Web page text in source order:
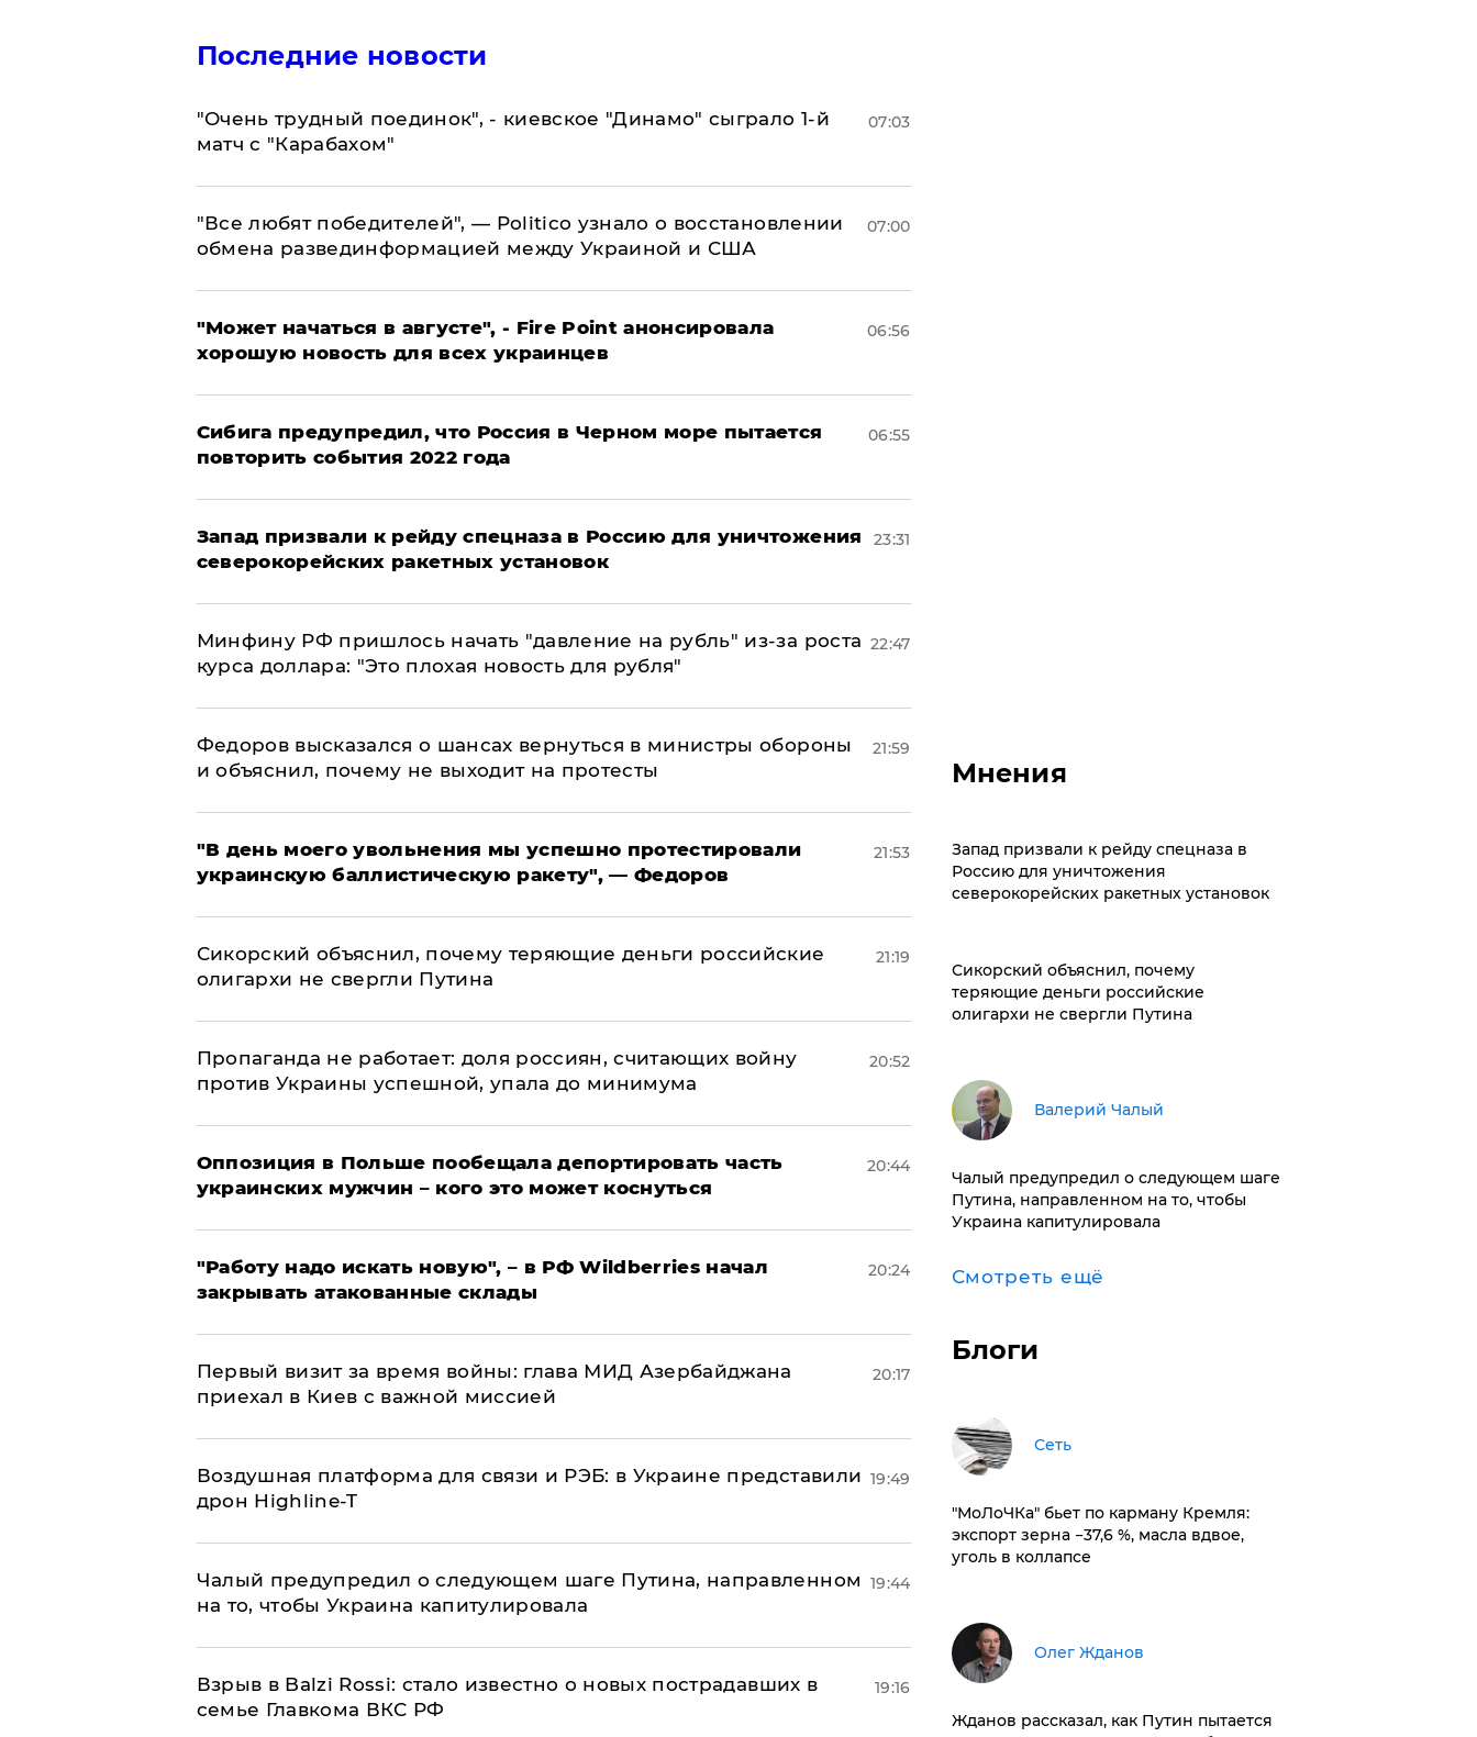
Последние новости
"Очень трудный поединок", - киевское "Динамо" сыграло 1-й
матч с "Карабахом"
07:03
​"Все любят победителей", — Politico узнало о восстановлении
обмена развединформацией между Украиной и США
07:00
"Может начаться в августе", - Fire Point анонсировала
хорошую новость для всех украинцев
06:56
Сибига предупредил, что Россия в Черном море пытается
повторить события 2022 года
06:55
Запад призвали к рейду спецназа в Россию для уничтожения
северокорейских ракетных установок
23:31
Минфину РФ пришлось начать "давление на рубль" из-за роста
курса доллара: "Это плохая новость для рубля"
22:47
Федоров высказался о шансах вернуться в министры обороны
и объяснил, почему не выходит на протесты
21:59
​"В день моего увольнения мы успешно протестировали
украинскую баллистическую ракету", — Федоров
21:53
Сикорский объяснил, почему теряющие деньги российские
олигархи не свергли Путина
21:19
​Пропаганда не работает: доля россиян, считающих войну
против Украины успешной, упала до минимума
20:52
Оппозиция в Польше пообещала депортировать часть
украинских мужчин – кого это может коснуться
20:44
"Работу надо искать новую", – в РФ Wildberries начал
закрывать атакованные склады
20:24
Первый визит за время войны: глава МИД Азербайджана
приехал в Киев с важной миссией
20:17
Воздушная платформа для связи и РЭБ: в Украине представили
дрон Highline-T
19:49
Чалый предупредил о следующем шаге Путина, направленном
на то, чтобы Украина капитулировала
19:44
Взрыв в Balzi Rossi: стало известно о новых пострадавших в
семье Главкома ВКС РФ
19:16
Мнения
Запад призвали к рейду спецназа в
Россию для уничтожения
северокорейских ракетных установок
Сикорский объяснил, почему
теряющие деньги российские
олигархи не свергли Путина
Валерий Чалый
Чалый предупредил о следующем шаге
Путина, направленном на то, чтобы
Украина капитулировала
Смотреть ещё
Блоги
Сеть
​"МоЛоЧКа" бьет по карману Кремля:
экспорт зерна −37,6 %, масла вдвое,
уголь в коллапсе
Олег Жданов
Жданов рассказал, как Путин пытается